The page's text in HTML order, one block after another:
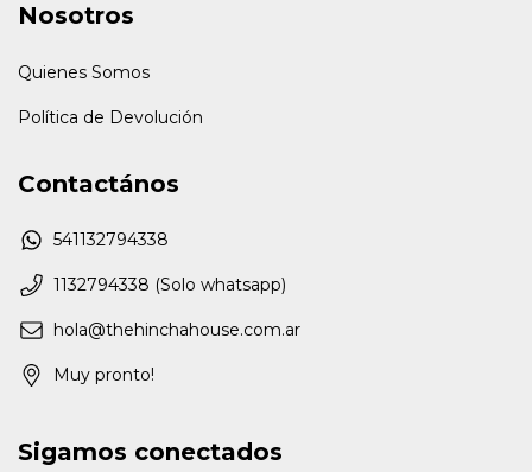
Nosotros
Quienes Somos
Política de Devolución
Contactános
541132794338
1132794338 (Solo whatsapp)
hola@thehinchahouse.com.ar
Muy pronto!
Sigamos conectados